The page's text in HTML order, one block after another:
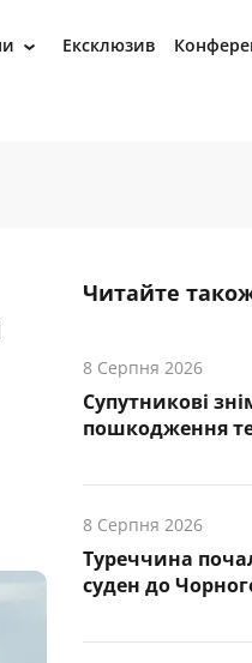
› Ексклюзив
Читайте
8 Серпня 2026
Супутникові
пошкодження
8 Серпня 2026
Туреччина
суден до